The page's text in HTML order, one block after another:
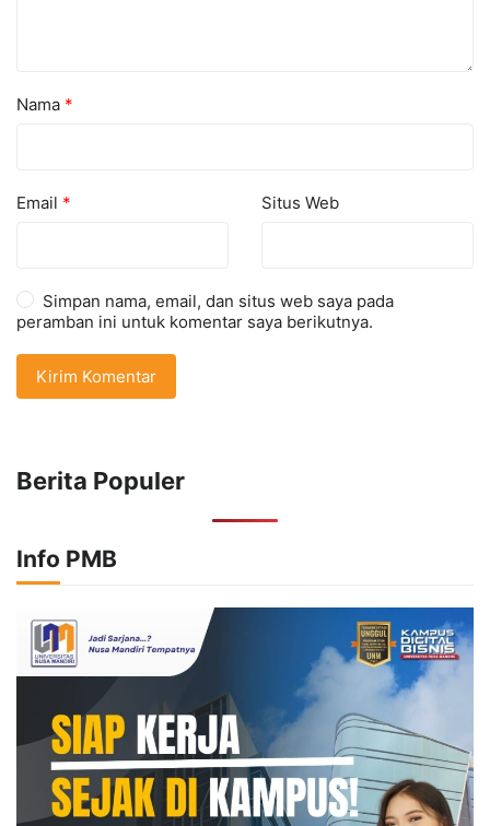
Nama *
Email * Situs Web
Simpan nama, email, dan situs web saya pada
peramban ini untuk komentar saya berikutnya.
Berita Populer
Info PMB